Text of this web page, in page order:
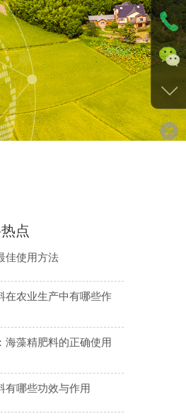
点
佳使用方法
在农业生产中有哪些作
海藻精肥料的正确使用
有哪些功效与作用